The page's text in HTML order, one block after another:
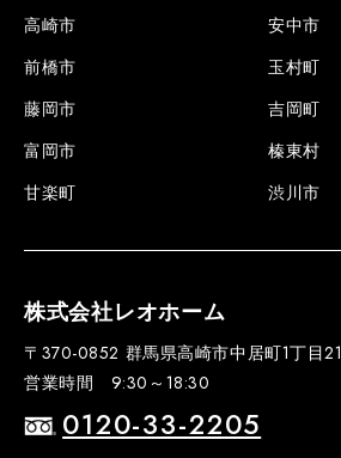
高崎市
前橋市
藤岡市
富岡市
甘楽町
安中市
玉村町
吉岡町
榛東村
渋川市
株式会社レオホーム
〒370-0852 群馬県高崎市中居町1丁目
営業時間 9:30～18:30
0120-33-2205